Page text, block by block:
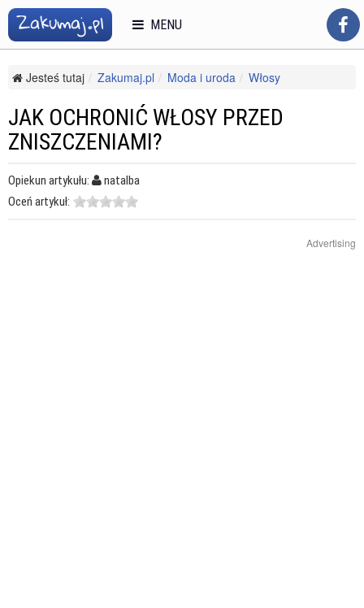
Jesteś tutaj Zakumaj.pl Moda i uroda
Włosy
Jak ochronić włosy przed zniszczeniami?
JAK OCHRONIĆ WŁOSY PRZED
ZNISZCZENIAMI?
Opiekun artykułu:
natalba
Oceń artykuł:
Advertising
MENU